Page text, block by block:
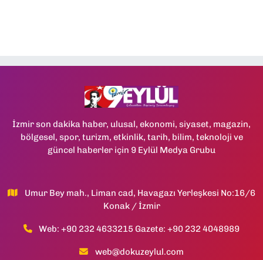
İzmir son dakika haber, ulusal, ekonomi, siyaset, magazin,
bölgesel, spor, turizm, etkinlik, tarih, bilim, teknoloji ve
güncel haberler için 9 Eylül Medya Grubu
Umur Bey mah., Liman cad, Havagazı Yerleşkesi No:16/6
Konak / İzmir
Web: +90 232 4633215 Gazete: +90 232 4048989
web@dokuzeylul.com